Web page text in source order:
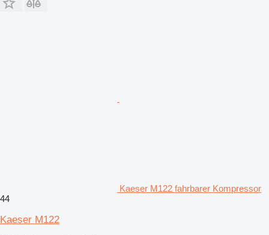
Kaeser M122 fahrbarer Kompressor
44
Kaeser M122